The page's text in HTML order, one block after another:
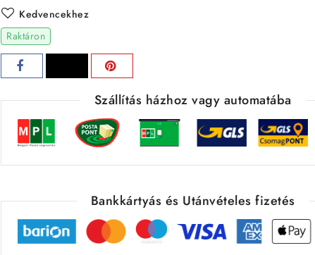
Kedvencekhez
Raktáron
Szállítás házhoz vagy automatába
Bankkártyás és Utánvételes fizetés